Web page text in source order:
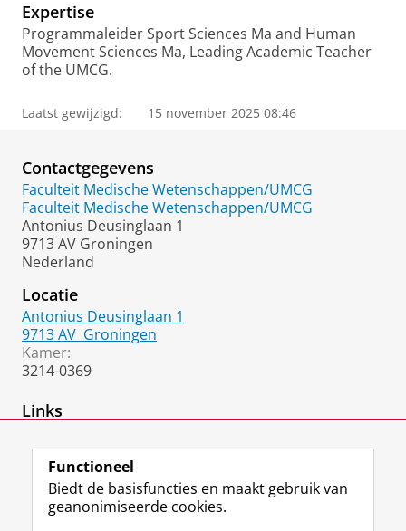
a
l
Expertise
Programmaleider Sport Sciences Ma and Human
Movement Sciences Ma, Leading Academic Teacher
of the UMCG.
Laatst gewijzigd: 15 november 2025 08:46
Contactgegevens
Faculteit Medische Wetenschappen/UMCG
Faculteit Medische Wetenschappen/UMCG
Antonius Deusinglaan 1
9713 AV Groningen
Nederland
Locatie
Antonius Deusinglaan 1
9713 AV Groningen
Kamer:
3214-0369
Links
Functioneel
Biedt de basisfuncties en maakt gebruik van
geanonimiseerde cookies.